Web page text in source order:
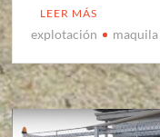
LEER MÁS
explotación maquila